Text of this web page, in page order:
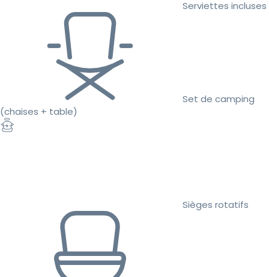
Serviettes incluses
Set de camping
(chaises + table)
Sièges rotatifs